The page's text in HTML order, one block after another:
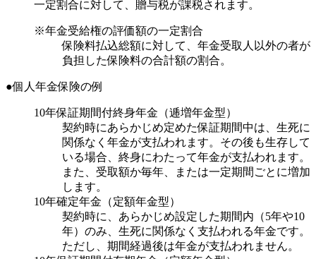
一定割合に対して、贈与税が課税されます。
※年金受給権の評価額の一定割合
保険料払込総額に対して、年金受取人以外の者が
負担した保険料の合計額の割合。
●個人年金保険の例
10年保証期間付終身年金（逓増年金型）
契約時にあらかじめ定めた保証期間中は、生死に
関係なく年金が支払われます。その後も生存して
いる場合、終身にわたって年金が支払われます。
また、受取額か毎年、または一定期間ごとに増加
します。
10年確定年金（定額年金型）
契約時に、あらかじめ設定した期間内（5年や10
年）のみ、生死に関係なく支払われる年金です。
ただし、期間経過後は年金が支払われません。